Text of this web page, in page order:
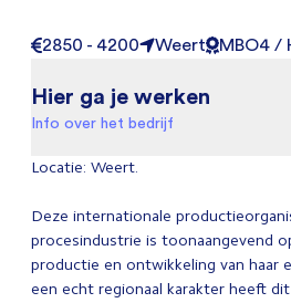
2850 - 4200 Weert MBO4 /
Hier ga je werken
Info over het bedrijf
Locatie: Weert.
Deze internationale
procesindustrie is toonaangevend
productie en ontwikkeling van haar
een echt regionaal karakter heeft